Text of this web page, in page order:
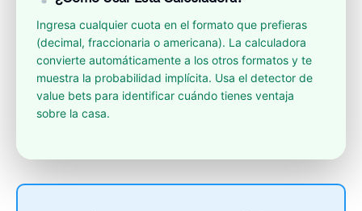
Ingresa cualquier cuota en el formato que prefieras
(decimal, fraccionaria o americana). La calculadora
convierte automáticamente a los otros formatos y te
muestra la probabilidad implícita. Usa el detector de
value bets para identificar cuándo tienes ventaja
sobre la casa.